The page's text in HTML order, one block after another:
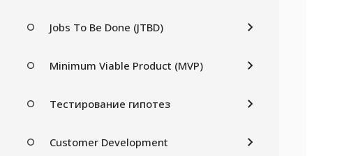
Jobs To Be Done (JTBD)
Minimum Viable Product (MVP)
Тестирование гипотез
Customer Development